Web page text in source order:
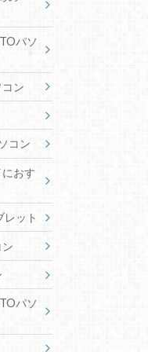
パソ
ン
コン
おす
ット
パソ